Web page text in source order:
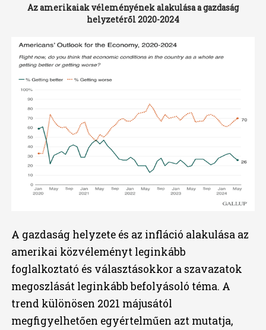
Az amerikaiak véleményének alakulása a gazdaság
helyzetéről 2020-2024
A gazdaság helyzete és az infláció alakulása az
amerikai közvéleményt leginkább
foglalkoztató és választásokkor a szavazatok
megoszlását leginkább befolyásoló téma. A
trend különösen 2021 májusától
megfigyelhetően egyértelműen azt mutatja,